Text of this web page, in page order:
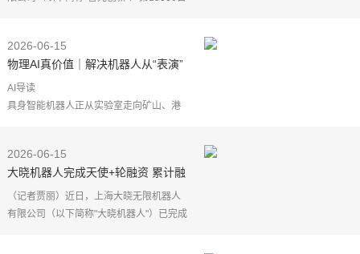
公司（以下简称
2026-06-15
物理AI真价值｜解决机器人从“表演”
到“上岗”最后一公里！
AI导读
具身智能机器人正从实验室走向矿山、港
理直觉世界模型，打通机器人"表演"到"上
岗"最后
2026-06-15
大晓机器人完成天使+轮融资 累计融
资数亿美元
（记者贾丽）近日，上海大晓无限机器人
有限公司（以下简称"大晓机器人"）已完成